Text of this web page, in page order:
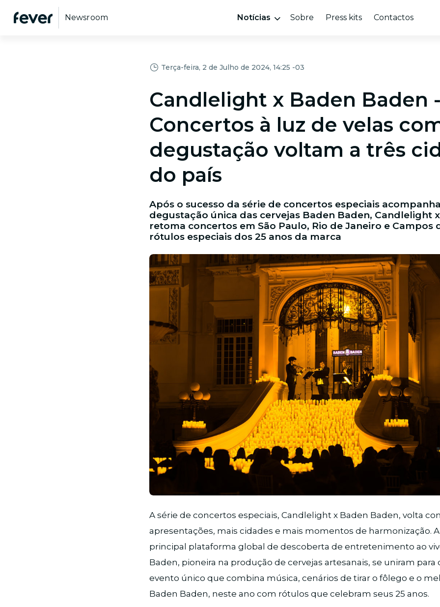
Newsroom Notícias Sobre Press kits Contactos
Terça-feira, 2 de Julho de 2024, 14:25 -03
Candlelight x Baden Baden -
Concertos à luz de velas
degustação voltam a três
do país
Após o sucesso da série de concertos especiais
degustação única das cervejas Baden Baden, Candlelight
retoma concertos em São Paulo, Rio de Janeiro e Campos
rótulos especiais dos 25 anos da marca
A série de concertos especiais, Candlelight x Baden Baden, volta
apresentações, mais cidades e mais momentos de harmonização. A
principal plataforma global de descoberta de entretenimento ao
Baden, pioneira na produção de cervejas artesanais, se uniram para
evento único que combina música, cenários de tirar o fôlego e o
Baden Baden, neste ano com rótulos que celebram seus 25 anos.